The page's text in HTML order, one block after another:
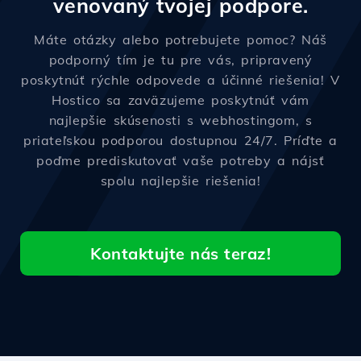
venovaný tvojej podpore.
Máte otázky alebo potrebujete pomoc? Náš
podporný tím je tu pre vás, pripravený
poskytnúť rýchle odpovede a účinné riešenia! V
Hostico sa zaväzujeme poskytnúť vám
najlepšie skúsenosti s webhostingom, s
priateľskou podporou dostupnou 24/7. Príďte a
poďme prediskutovať vaše potreby a nájsť
spolu najlepšie riešenia!
Kontaktujte nás teraz!